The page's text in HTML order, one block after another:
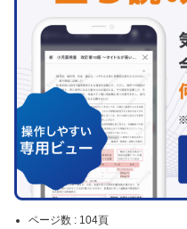
ページ数 : 104頁